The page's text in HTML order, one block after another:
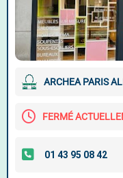
ARCHEA PARIS
FERMÉ